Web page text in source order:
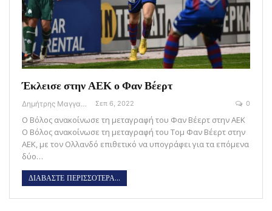
Έκλεισε στην ΑΕΚ ο Φαν Βέερτ
Δημήτρης Μαγγανάρης Σεπ 6, 2022 0
Ο Βόλος ανακοίνωσε τη μεταγραφή του Φαν Βέερτ στην ΑΕΚ
Ο Βόλος ανακοίνωσε τη μεταγραφή του Τομ Φαν Βέερτ στην
ΑΕΚ, με τον Ολλανδό επιθετικό να υπογράφει για τα επόμενα
δύο…
ΔΙΑΒΑΣΤΕ ΠΕΡΙΣΣΟΤΕΡΑ...